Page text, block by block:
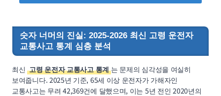
숫자 너머의 진실: 2025-2026 최신 고령 운전자
교통사고 통계 심층 분석
최신 고령 운전자 교통사고 통계 는 문제의 심각성을 여실히
보여줍니다. 2025년 기준, 65세 이상 운전자가 가해자인
교통사고는 무려 42,369건에 달했으며, 이는 5년 전인 2020년의